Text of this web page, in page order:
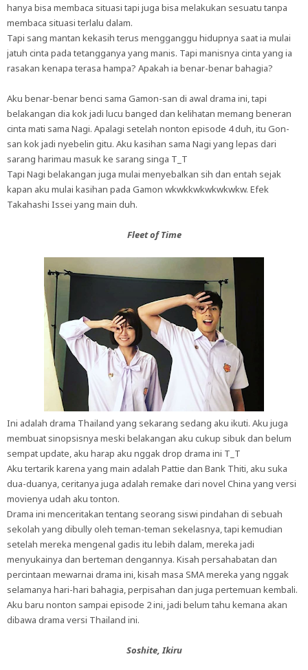
hanya bisa membaca situasi tapi juga bisa melakukan sesuatu tanpa
membaca situasi terlalu dalam.
Tapi sang mantan kekasih terus mengganggu hidupnya saat ia mulai
jatuh cinta pada tetangganya yang manis. Tapi manisnya cinta yang ia
rasakan kenapa terasa hampa? Apakah ia benar-benar bahagia?
Aku benar-benar benci sama Gamon-san di awal drama ini, tapi
belakangan dia kok jadi lucu banged dan kelihatan memang beneran
cinta mati sama Nagi. Apalagi setelah nonton episode 4 duh, itu Gon-
san kok jadi nyebelin gitu. Aku kasihan sama Nagi yang lepas dari
sarang harimau masuk ke sarang singa T_T
Tapi Nagi belakangan juga mulai menyebalkan sih dan entah sejak
kapan aku mulai kasihan pada Gamon wkwkkwkwkwkwkw. Efek
Takahashi Issei yang main duh.
Fleet of Time
Ini adalah drama Thailand yang sekarang sedang aku ikuti. Aku juga
membuat sinopsisnya meski belakangan aku cukup sibuk dan belum
sempat update, aku harap aku nggak drop drama ini T_T
Aku tertarik karena yang main adalah Pattie dan Bank Thiti, aku suka
dua-duanya, ceritanya juga adalah remake dari novel China yang versi
movienya udah aku tonton.
Drama ini menceritakan tentang seorang siswi pindahan di sebuah
sekolah yang dibully oleh teman-teman sekelasnya, tapi kemudian
setelah mereka mengenal gadis itu lebih dalam, mereka jadi
menyukainya dan berteman dengannya. Kisah persahabatan dan
percintaan mewarnai drama ini, kisah masa SMA mereka yang nggak
selamanya hari-hari bahagia, perpisahan dan juga pertemuan kembali.
Aku baru nonton sampai episode 2 ini, jadi belum tahu kemana akan
dibawa drama versi Thailand ini.
Soshite, Ikiru